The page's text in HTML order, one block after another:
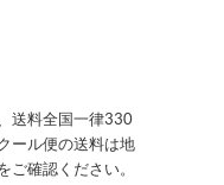
送料全国一律330
ール便の送料は地
ご確認ください。